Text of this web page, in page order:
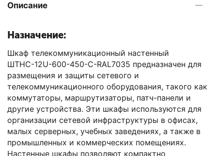
Описание
Назначение:
Шкаф телекоммуникационный настенный
ШТНС-12U-600-450-С-RAL7035 предназначен для
размещения и защиты сетевого и
телекоммуникационного оборудования, такого как
коммутаторы, маршрутизаторы, патч-панели и
другие устройства. Эти шкафы используются для
организации сетевой инфраструктуры в офисах,
малых серверных, учебных заведениях, а также в
промышленных и коммерческих помещениях.
Настенные шкафы позволяют компактно